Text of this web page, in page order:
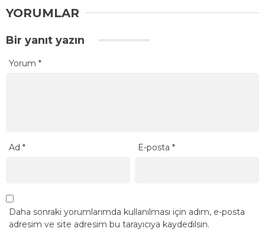
YORUMLAR
Bir yanıt yazın
Yorum *
Ad * E-posta*
Daha sonraki yorumlarımda kullanılması için adım, e-posta
adresim ve site adresim bu tarayıcıya kaydedilsin.